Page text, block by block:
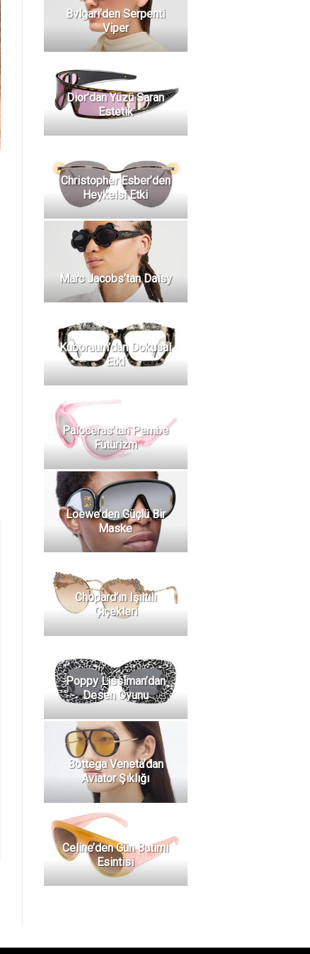
Bvlgari’den Serpenti
Viper
Dior’dan Yüzü Saran
Estetik
Christopher Esber’den
Heykelsi Etki
Marc Jacobs’tan Daisy
Kuboraum’dan Dokusal
Etki
Paloceras’tan Pembe
Fütürizm
Loewe’den Güçlü Bir
Maske
Chopard’ın Işıltılı
Çiçekleri
Poppy Lissiman’dan
Desen Oyunu
Bottega Veneta’dan
Aviator Şıklığı
Celine’den Gün Batımı
Esintisi